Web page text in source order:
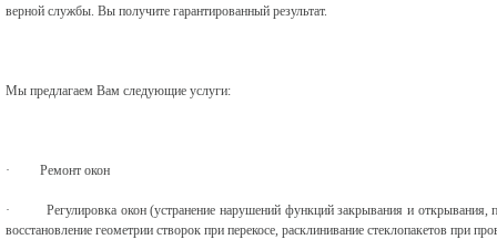
верной службы. Вы получите гарантированный результат.
Мы предлагаем Вам следующие услуги:
· Ремонт окон
·
Регулировка окон (устранение нарушений функций закрывания и открывания,
восстановление геометрии створок при перекосе, расклинивание стеклопакетов при